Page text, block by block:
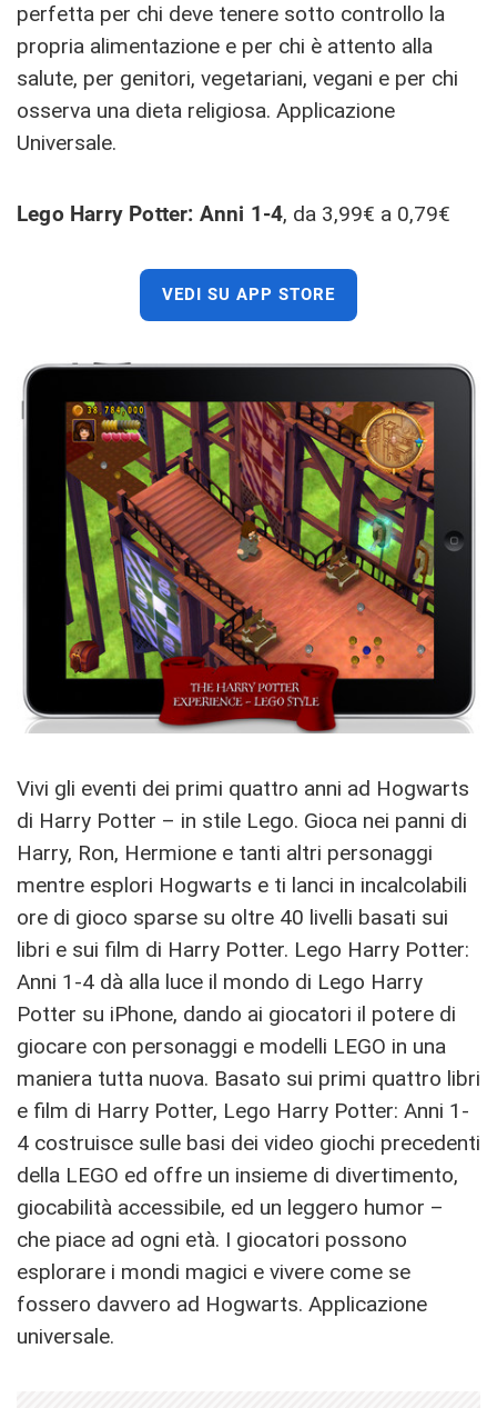
perfetta per chi deve tenere sotto controllo la
propria alimentazione e per chi è attento alla
salute, per genitori, vegetariani, vegani e per chi
osserva una dieta religiosa. Applicazione
Universale.
Lego Harry Potter: Anni 1-4, da 3,99€ a 0,79€
VEDI SU APP STORE
Vivi gli eventi dei primi quattro anni ad Hogwarts
di Harry Potter – in stile Lego. Gioca nei panni di
Harry, Ron, Hermione e tanti altri personaggi
mentre esplori Hogwarts e ti lanci in incalcolabili
ore di gioco sparse su oltre 40 livelli basati sui
libri e sui film di Harry Potter. Lego Harry Potter:
Anni 1-4 dà alla luce il mondo di Lego Harry
Potter su iPhone, dando ai giocatori il potere di
giocare con personaggi e modelli LEGO in una
maniera tutta nuova. Basato sui primi quattro libri
e film di Harry Potter, Lego Harry Potter: Anni 1-
4 costruisce sulle basi dei video giochi precedenti
della LEGO ed offre un insieme di divertimento,
giocabilità accessibile, ed un leggero humor –
che piace ad ogni età. I giocatori possono
esplorare i mondi magici e vivere come se
fossero davvero ad Hogwarts. Applicazione
universale.